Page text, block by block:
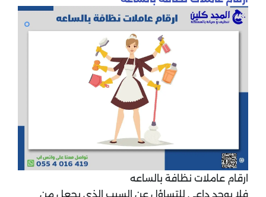
ارقام عاملات نظافة بالساعه
فلا يوجد داعي للتساؤل عن السبب الذي يجعل من